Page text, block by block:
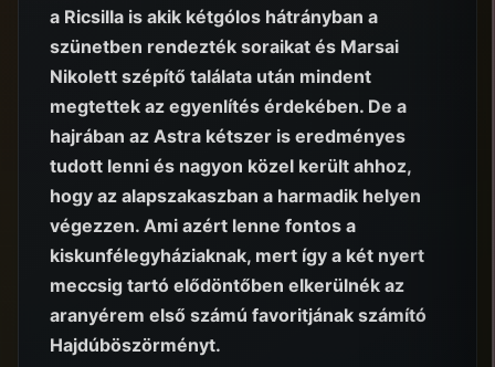
a Ricsilla is akik kétgólos hátrányban a
szünetben rendezték soraikat és Marsai
Nikolett szépítő találata után mindent
megtettek az egyenlítés érdekében. De a
hajrában az Astra kétszer is eredményes
tudott lenni és nagyon közel került ahhoz,
hogy az alapszakaszban a harmadik helyen
végezzen. Ami azért lenne fontos a
kiskunfélegyháziaknak, mert így a két nyert
meccsig tartó elődöntőben elkerülnék az
aranyérem első számú favoritjának számító
Hajdúböszörményt.